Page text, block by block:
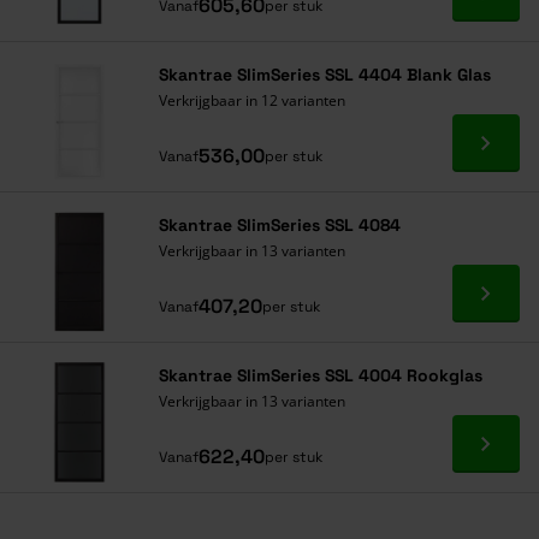
Vanaf605,60per stuk
Skantrae SlimSeries SSL 4404 Blank Glas
Verkrijgbaar in 12 varianten
Vanaf536,00per stuk Ga
Skantrae SlimSeries SSL 4084
Verkrijgbaar in 13 varianten
Vanaf407,20per stuk Ga
Skantrae SlimSeries SSL 4004 Rookglas
Verkrijgbaar in 13 varianten
Vanaf622,40per stuk Ga